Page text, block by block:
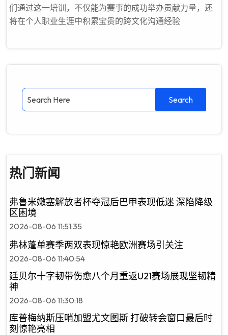
们通过这一培训，不仅能为赛事的成功举办贡献力量，还
将在个人职业生涯中积累宝贵的跨文化沟通经验
热门新闻
弗鲁米嫩塞解放者杯夺冠后巴甲表现低迷 深陷降级
区困境
2026-08-06 11:51:35
弗林蓬单赛季两双表现惊艳欧洲赛场引关注
2026-08-06 11:40:54
廷贝尔十字韧带伤愈八个月重返U21赛场展现坚韧精
神
2026-08-06 11:30:18
库普梅纳斯压哨加盟尤文图斯 打破转会窗口最后时
刻惊艳亮相